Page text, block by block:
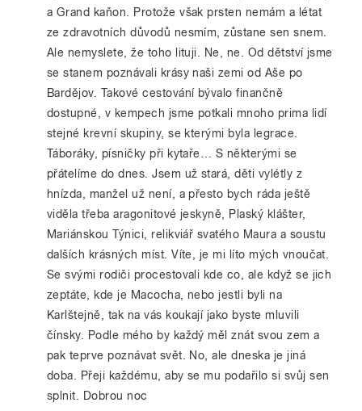
a Grand kaňon. Protože však prsten nemám a létat
ze zdravotních důvodů nesmím, zůstane sen snem.
Ale nemyslete, že toho lituji. Ne, ne. Od dětství jsme
se stanem poznávali krásy naši zemi od Aše po
Bardějov. Takové cestování bývalo finančně
dostupné, v kempech jsme potkali mnoho prima lidí
stejné krevní skupiny, se kterými byla legrace.
Táboráky, písničky při kytaře… S některými se
přátelíme do dnes. Jsem už stará, děti vylétly z
hnízda, manžel už není, a přesto bych ráda ještě
viděla třeba aragonitové jeskyně, Plaský klášter,
Mariánskou Týnici, relikviář svatého Maura a soustu
dalších krásných míst. Víte, je mi líto mých vnoučat.
Se svými rodiči procestovali kde co, ale když se jich
zeptáte, kde je Macocha, nebo jestli byli na
Karlštejně, tak na vás koukají jako byste mluvili
čínsky. Podle mého by každý měl znát svou zem a
pak teprve poznávat svět. No, ale dneska je jiná
doba. Přeji každému, aby se mu podařilo si svůj sen
splnit. Dobrou noc